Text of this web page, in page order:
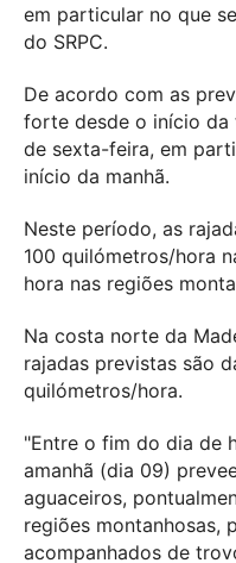
em particular no que
do SRPC.
De acordo com as
forte desde o início
de sexta-feira, em
início da manhã.
Neste período, as
100 quilómetros/hora
hora nas regiões
Na costa norte da
rajadas previstas são
quilómetros/hora.
"Entre o fim do dia de
amanhã (dia 09)
aguaceiros,
regiões montanhosas,
acompanhados de